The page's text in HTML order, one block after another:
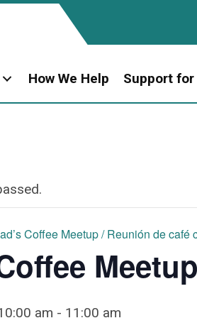
How We Help Support
Coffee Meetup / Reunión de café
am - 11:00 am